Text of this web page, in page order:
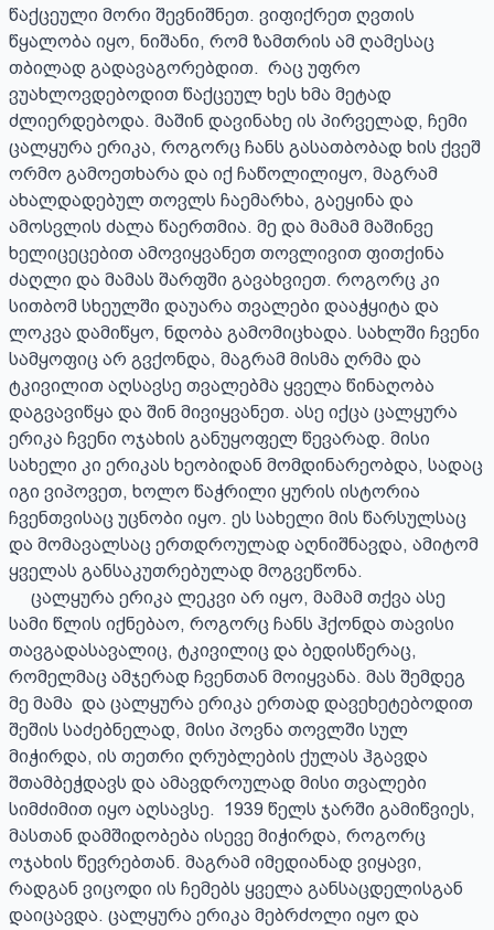
წაქცეული მორი შევნიშნეთ. ვიფიქრეთ ღვთის
წყალობა იყო, ნიშანი, რომ ზამთრის ამ ღამესაც
თბილად გადავაგორებდით.  რაც უფრო
ვუახლოვდებოდით წაქცეულ ხეს ხმა მეტად
ძლიერდებოდა. მაშინ დავინახე ის პირველად, ჩემი
ცალყურა ერიკა, როგორც ჩანს გასათბობად ხის ქვეშ
ორმო გამოეთხარა და იქ ჩაწოლილიყო, მაგრამ
ახალდადებულ თოვლს ჩაემარხა, გაეყინა და
ამოსვლის ძალა წაერთმია. მე და მამამ მაშინვე
ხელიცეცებით ამოვიყვანეთ თოვლივით ფითქინა
ძაღლი და მამას შარფში გავახვიეთ. როგორც კი
სითბომ სხეულში დაუარა თვალები დააჭყიტა და
ლოკვა დამიწყო, ნდობა გამომიცხადა. სახლში ჩვენი
სამყოფიც არ გვქონდა, მაგრამ მისმა ღრმა და
ტკივილით აღსავსე თვალებმა ყველა წინაღობა
დაგვავიწყა და შინ მივიყვანეთ. ასე იქცა ცალყურა
ერიკა ჩვენი ოჯახის განუყოფელ წევარად. მისი
სახელი კი ერიკას ხეობიდან მომდინარეობდა, სადაც
იგი ვიპოვეთ, ხოლო წაჭრილი ყურის ისტორია
ჩვენთვისაც უცნობი იყო. ეს სახელი მის წარსულსაც
და მომავალსაც ერთდროულად აღნიშნავდა, ამიტომ
ყველას განსაკუთრებულად მოგვეწონა.
სამი წლის იქნებაო, როგორც ჩანს ჰქონდა თავისი
თავგადასავალიც, ტკივილიც და ბედისწერაც,
რომელმაც ამჯერად ჩვენთან მოიყვანა. მას შემდეგ
მე მამა  და ცალყურა ერიკა ერთად დავეხეტებოდით
შეშის საძებნელად, მისი პოვნა თოვლში სულ
მიჭირდა, ის თეთრი ღრუბლების ქულას ჰგავდა
შთამბეჭდავს და ამავდროულად მისი თვალები
სიმძიმით იყო აღსავსე.  1939 წელს ჯარში გამიწვიეს,
მასთან დამშიდობება ისევე მიჭირდა, როგორც
ოჯახის წევრებთან. მაგრამ იმედიანად ვიყავი,
რადგან ვიცოდი ის ჩემებს ყველა განსაცდელისგან
დაიცავდა. ცალყურა ერიკა მებრძოლი იყო და